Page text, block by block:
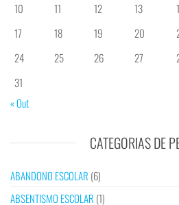
10
11 12 13
17
18 19 20
24
25 26 27
31
« Out
CATEGORIAS DE
ABANDONO ESCOLAR (6)
ABSENTISMO ESCOLAR (1)